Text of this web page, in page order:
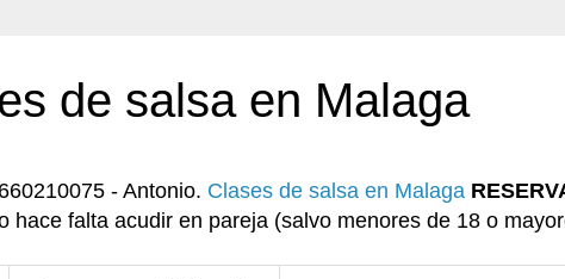
de salsa en Malaga
- Antonio. Clases de salsa en Malaga
hace falta acudir en pareja (salvo menores de 18 o